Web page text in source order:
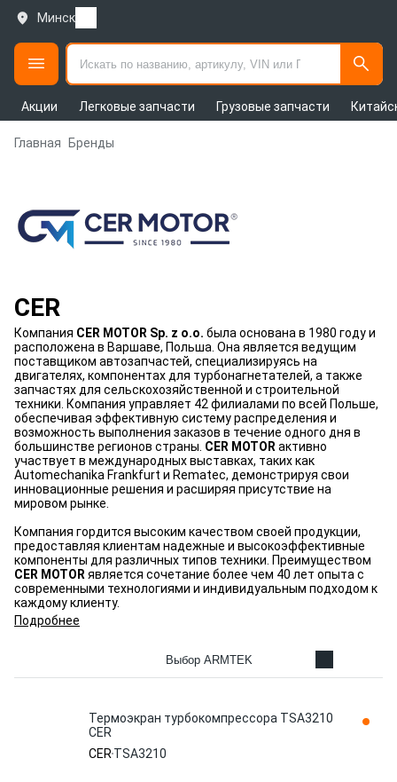
Минск
Акции Легковые запчасти Грузовые запчасти
Главная Бренды
CER
Компания CER MOTOR Sp. z o.o. была основана в 1980 году и
расположена в Варшаве, Польша. Она является ведущим
поставщиком автозапчастей, специализируясь на
двигателях, компонентах для турбонагнетателей, а также
запчастях для сельскохозяйственной и строительной
техники. Компания управляет 42 филиалами по всей Польше,
обеспечивая эффективную систему распределения и
возможность выполнения заказов в течение одного дня в
большинстве регионов страны. CER MOTOR активно
участвует в международных выставках, таких как
Automechanika Frankfurt и Rematec, демонстрируя свои
инновационные решения и расширяя присутствие на
мировом рынке.
Компания гордится высоким качеством своей продукции,
предоставляя клиентам надежные и высокоэффективные
компоненты для различных типов техники. Преимуществом
CER MOTOR является сочетание более чем 40 лет опыта с
современными технологиями и индивидуальным подходом к
каждому клиенту.
Подробнее
Выбор ARMTEK
Термоэкран турбокомпрессора TSA3210
CER
CER TSA3210